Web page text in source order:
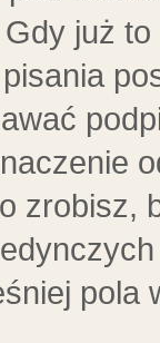
już
zrobisz,
pola